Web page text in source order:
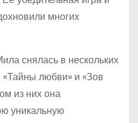
многих
снялась в нескольких
любви» и «Зов
из них она
уникальную